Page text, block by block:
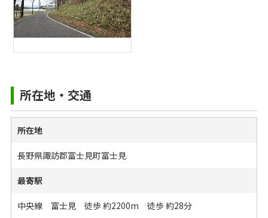
所在地・交通
所在地
長野県諏訪郡富士見町富士見
最寄駅
中央線 富士見 徒歩 約2200m 徒歩 約28分